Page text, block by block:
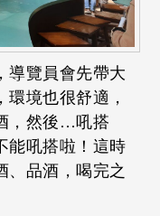
導覽員會先帶大
境也很舒適，
，然後…吼搭
能吼搭啦！這時
、品酒，喝完之